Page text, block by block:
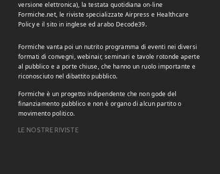
versione elettronica), la testata quotidiana on-line
Formiche.net, le riviste specializzate Airpress e Healthcare
Policy e il sito in inglese ed arabo Decode39.
Formiche vanta poi un nutrito programma di eventi nei diversi
formati di convegni, webinair, seminari e tavole rotonde aperte
al pubblico e a porte chiuse, che hanno un ruolo importante e
riconosciuto nel dibattito pubblico.
Formiche è un progetto indipendente che non gode del
finanziamento pubblico e non è organo di alcun partito o
movimento politico.
LE NOSTRE RIVISTE